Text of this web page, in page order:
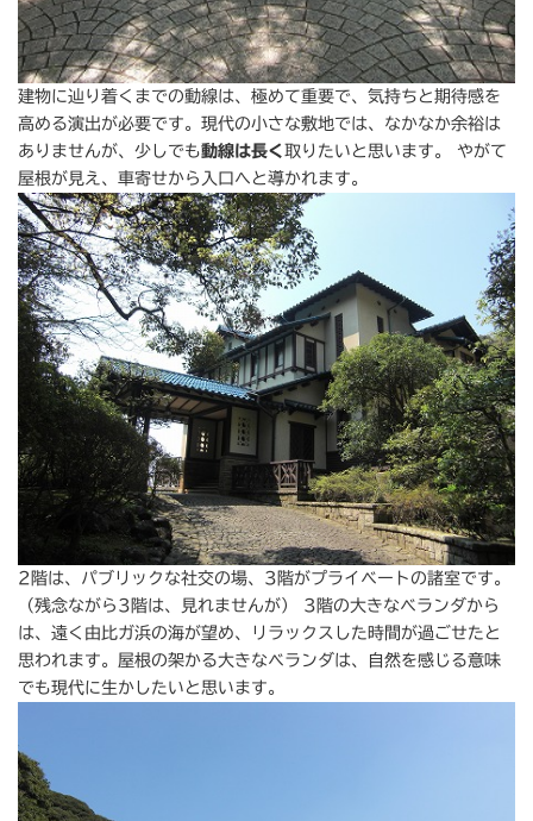
建物に辿り着くまでの動線は、極めて重要で、気持ちと期待感を
高める演出が必要です。現代の小さな敷地では、なかなか余裕は
ありませんが、少しでも動線は長く 取りたいと思います。 やがて
屋根が見え、車寄せから入口へと導かれます。
2階は、パブリックな社交の場、3階がプライベートの諸室です。
（残念ながら3階は、見れませんが） 3階の大きなベランダから
は、遠く由比ガ浜の海が望め、リラックスした時間が過ごせたと
思われます。屋根の架かる大きなベランダは、自然を感じる意味
でも現代に生かしたいと思います。